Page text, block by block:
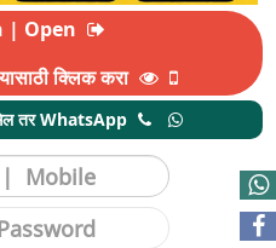
| Open
क्लिक करा
तर WhatsApp